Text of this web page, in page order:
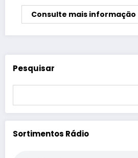
Consulte mais informação
Pesquisar
Sortimentos Rádio